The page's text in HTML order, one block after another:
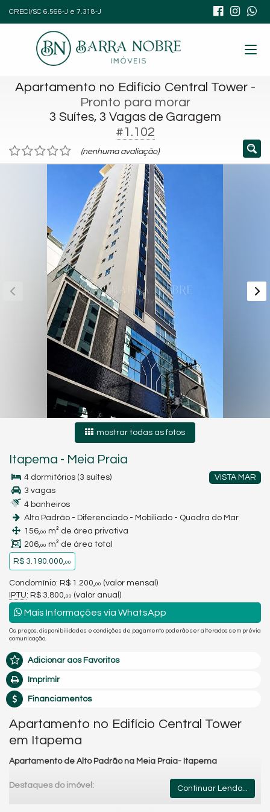
CRECI/SC 6.566-J e 7.318-J
Apartamento no Edifício Central Tower-
Pronto para morar
3 Suítes, 3 Vagas de Garagem
#1.102
(nenhuma avaliação)
mostrar todas as fotos
Itapema - Meia Praia
VISTA MAR
4 dormitórios (3 suítes)
3 vagas
4 banheiros
Alto Padrão - Diferenciado - Mobiliado - Quadra do Mar
156,00 m² de área privativa
206,00 m² de área total
R$ 3.190.000,00
Condomínio: R$ 1.200, 00 (valor mensal)
IPTU: R$ 3.800, 00 (valor anual)
Mais Informações via WhatsApp
Os preços, disponibilidades e condições de pagamento poderão ser alterados sem prévia
comunicação.
Adicionar aos Favoritos
Imprimir
Financiamentos
Apartamento no Edifício Central Tower
em Itapema
Apartamento de Alto Padrão na Meia Praia- Itapema
Destaques do imóvel: Continuar Lendo...